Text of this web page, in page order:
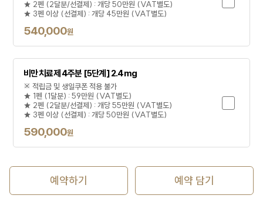
★ 2펜 (2달분/선결제) : 개당 50만원 (VAT별도)
★ 3펜 이상 (선결제) : 개당 45만원 (VAT별도)
540,000원
비만 치료제 4주분 [5단계] 2.4mg
※ 적립금 및 생일쿠폰 적용 불가
★ 1펜 (1달분) : 59만원 (VAT별도)
★ 2펜 (2달분/선결제) : 개당 55만원 (VAT별도)
★ 3펜 이상 (선결제) : 개당 50만원 (VAT별도)
590,000원
예약하기 예약 담기